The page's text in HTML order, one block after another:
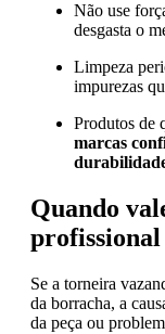
Não use
desgasta o
Limpeza
impurezas
Produtos de
marcas
Quando
profissional
Se a torneira
da borracha, a
da peça ou